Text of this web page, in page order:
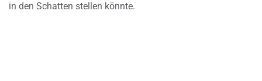
in den Schatten stellen könnte.